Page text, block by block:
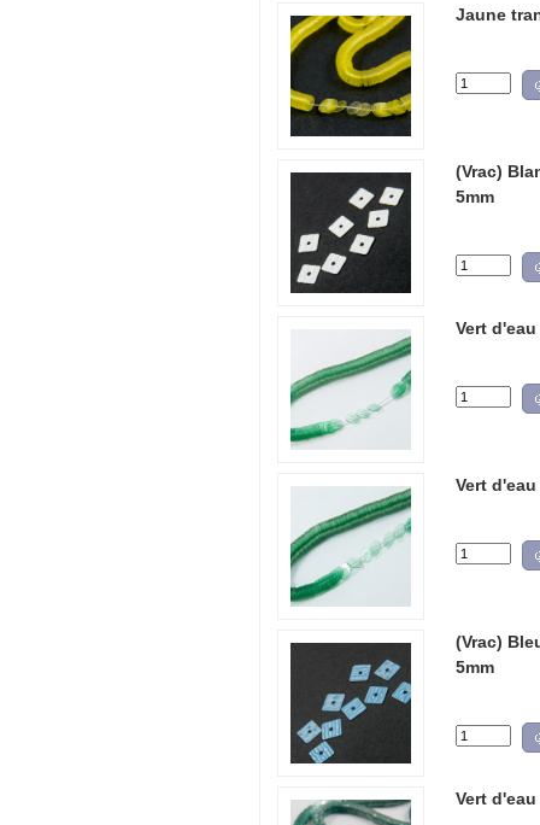
Jaune
(Vrac)
5mm
Vert
Vert
(Vrac)
5mm
Vert